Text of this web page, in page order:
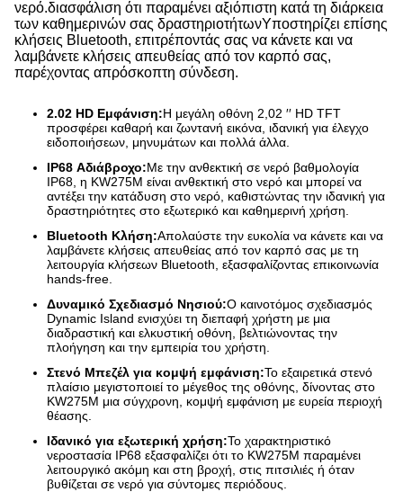
νερό.διασφάλιση ότι παραμένει αξιόπιστη κατά τη διάρκεια
των καθημερινών σας δραστηριοτήτωνΥποστηρίζει επίσης
κλήσεις Bluetooth, επιτρέποντάς σας να κάνετε και να
λαμβάνετε κλήσεις απευθείας από τον καρπό σας,
παρέχοντας απρόσκοπτη σύνδεση.
2.02 HD Εμφάνιση:Η μεγάλη οθόνη 2,02 ′′ HD TFT
προσφέρει καθαρή και ζωντανή εικόνα, ιδανική για έλεγχο
ειδοποιήσεων, μηνυμάτων και πολλά άλλα.
IP68 Αδιάβροχο:Με την ανθεκτική σε νερό βαθμολογία
IP68, η KW275M είναι ανθεκτική στο νερό και μπορεί να
αντέξει την κατάδυση στο νερό, καθιστώντας την ιδανική για
δραστηριότητες στο εξωτερικό και καθημερινή χρήση.
Bluetooth Κλήση:Απολαύστε την ευκολία να κάνετε και να
λαμβάνετε κλήσεις απευθείας από τον καρπό σας με τη
λειτουργία κλήσεων Bluetooth, εξασφαλίζοντας επικοινωνία
hands-free.
Δυναμικό Σχεδιασμό Νησιού:Ο καινοτόμος σχεδιασμός
Dynamic Island ενισχύει τη διεπαφή χρήστη με μια
διαδραστική και ελκυστική οθόνη, βελτιώνοντας την
πλοήγηση και την εμπειρία του χρήστη.
Στενό Μπεζέλ για κομψή εμφάνιση:Το εξαιρετικά στενό
πλαίσιο μεγιστοποιεί το μέγεθος της οθόνης, δίνοντας στο
KW275M μια σύγχρονη, κομψή εμφάνιση με ευρεία περιοχή
θέασης.
Ιδανικό για εξωτερική χρήση:Το χαρακτηριστικό
νεροστασία IP68 εξασφαλίζει ότι το KW275M παραμένει
λειτουργικό ακόμη και στη βροχή, στις πιτσιλιές ή όταν
βυθίζεται σε νερό για σύντομες περιόδους.